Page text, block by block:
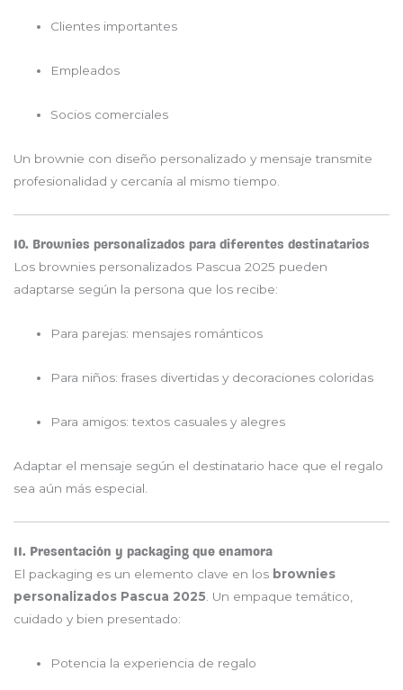
Clientes importantes
Empleados
Socios comerciales
Un brownie con diseño personalizado y mensaje transmite
profesionalidad y cercanía al mismo tiempo.
10. Brownies personalizados para diferentes destinatarios
Los brownies personalizados Pascua 2025 pueden
adaptarse según la persona que los recibe:
Para parejas: mensajes románticos
Para niños: frases divertidas y decoraciones coloridas
Para amigos: textos casuales y alegres
Adaptar el mensaje según el destinatario hace que el regalo
sea aún más especial.
11. Presentación y packaging que enamora
El packaging es un elemento clave en los brownies
personalizados Pascua 2025. Un empaque temático,
cuidado y bien presentado:
Potencia la experiencia de regalo